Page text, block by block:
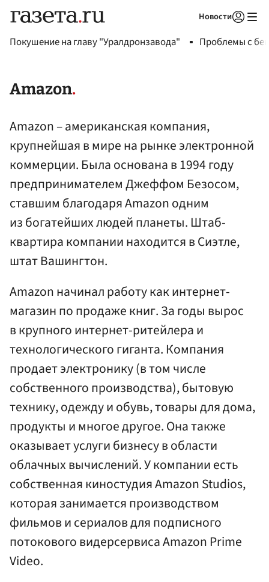
Новости
Покушение на главу "Уралдронзавода" Проблемы с
Amazon
Amazon – американская компания,
крупнейшая в мире на рынке электронной
коммерции. Была основана в 1994 году
предпринимателем Джеффом Безосом,
ставшим благодаря Amazon одним
из богатейших людей планеты. Штаб-
квартира компании находится в Сиэтле,
штат Вашингтон.
Amazon начинал работу как интернет-
магазин по продаже книг. За годы вырос
в крупного интернет-ритейлера и
технологического гиганта. Компания
продает электронику (в том числе
собственного производства), бытовую
технику, одежду и обувь, товары для дома,
продукты и многое другое. Она также
оказывает услуги бизнесу в области
облачных вычислений. У компании есть
собственная киностудия Amazon Studios,
которая занимается производством
фильмов и сериалов для подписного
потокового видерсервиса Amazon Prime
Video.